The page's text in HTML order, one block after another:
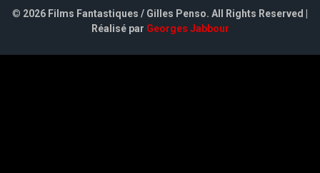
© 2026 Films Fantastiques / Gilles Penso. All Rights Reserved |
Réalisé par Georges Jabbour